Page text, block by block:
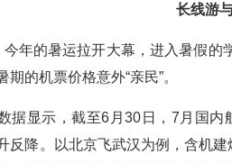
长线游
今年的暑运拉开大幕，进入暑假的
的机票价格意外“亲民”。
据显示，截至6月30日，7月国
反降。以北京飞武汉为例，含机